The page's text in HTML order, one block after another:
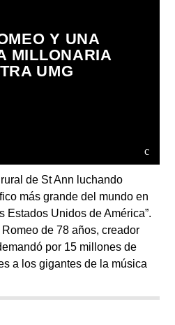
Y UNA
MILLONARIA
UMG
de St Ann luchando
más grande del mundo en
Estados Unidos de América”.
de 78 años, creador
por 15 millones de
a los gigantes de la música